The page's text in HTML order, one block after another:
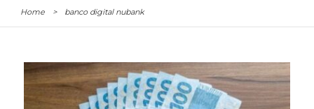
Home > banco digital nubank